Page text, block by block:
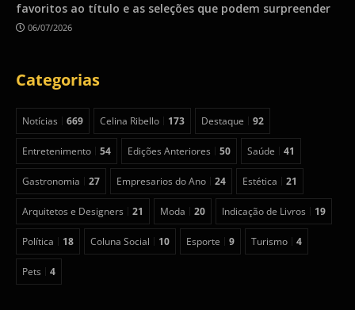
favoritos ao título e as seleções que podem surpreender
06/07/2026
Categorias
Notícias 669 Celina Ribello 173 Destaque 92
Entretenimento 54 Edições Anteriores 50 Saúde 41
Gastronomia 27 Empresarios do Ano 24 Estética 21
Arquitetos e Designers 21 Moda 20 Indicação de Livros 19
Política 18 Coluna Social 10 Esporte 9 Turismo 4
Pets 4